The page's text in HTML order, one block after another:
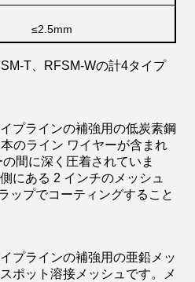
≤2.5mm
T、RFSM-Wの計4タイプ
プラインの補強用の低炭素鋼
のライン ワイヤーが含まれ
間に深く圧着されていま
にある 2 インチのメッシュ
ップでコーティングすること
プラインの補強用の亜鉛メッ
ポット溶接メッシュです。メ